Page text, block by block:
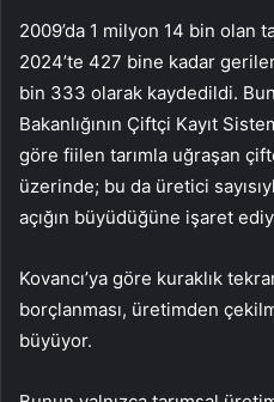
2009’da 1 milyon 14 bin olan
2024’te 427 bine kadar
bin 333 olarak kaydedildi.
Bakanlığının Çiftçi Kayıt
göre fiilen tarımla uğraşan
üzerinde; bu da üretici
açığın büyüdüğüne işaret
Kovancı’ya göre kuraklık
borçlanması, üretimden
büyüyor.